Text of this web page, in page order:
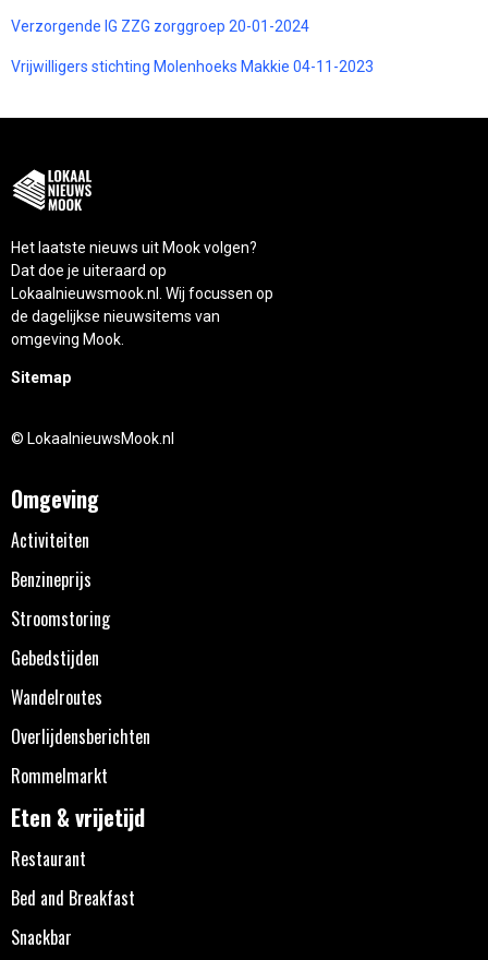
Verzorgende IG ZZG zorggroep 20-01-2024
Vrijwilligers stichting Molenhoeks Makkie 04-11-2023
Het laatste nieuws uit Mook volgen?
Dat doe je uiteraard op
Lokaalnieuwsmook.nl. Wij focussen op
de dagelijkse nieuwsitems van
omgeving Mook.
Sitemap
© LokaalnieuwsMook.nl
Omgeving
Activiteiten
Benzineprijs
Stroomstoring
Gebedstijden
Wandelroutes
Overlijdensberichten
Rommelmarkt
Eten & vrijetijd
Restaurant
Bed and Breakfast
Snackbar